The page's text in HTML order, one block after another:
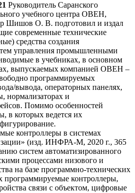
Руководитель Саранского
учебного центра ОВЕН,
Шишов О. В. подготовил и издал
современные технические
средства создания
управления промышленными
в учебниках, в основном
выпускаемых компанией ОВЕН –
программируемых
вывода, операторных панелях,
нормализаторах и
Помимо особенностей
в которых ведется их
контроллеры в системах
(изд. ИНФРА-М, 2020 г., 365
систем автоматизированного
процессами низового и
на базе программно-технических
контроллеры,
связи с объектом, цифровые